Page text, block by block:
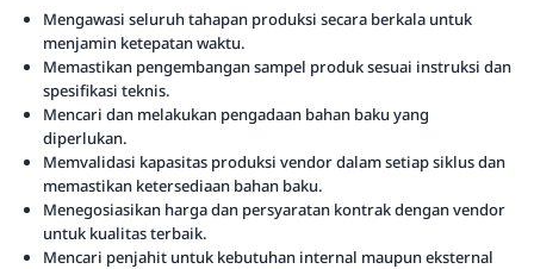
Mengawasi seluruh tahapan produksi secara berkala untuk
menjamin ketepatan waktu.
Memastikan pengembangan sampel produk sesuai instruksi dan
spesifikasi teknis.
Mencari dan melakukan pengadaan bahan baku yang
diperlukan.
Memvalidasi kapasitas produksi vendor dalam setiap siklus dan
memastikan ketersediaan bahan baku.
Menegosiasikan harga dan persyaratan kontrak dengan vendor
untuk kualitas terbaik.
Mencari penjahit untuk kebutuhan internal maupun eksternal